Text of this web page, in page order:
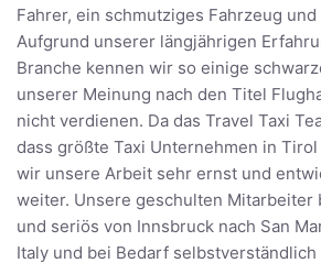
Fahrer, ein schmutziges Fahrzeug
Aufgrund unserer längjährigen
Branche kennen wir so einige
unserer Meinung nach den Titel
nicht verdienen. Da das Travel Taxi
dass größte Taxi Unternehmen in
wir unsere Arbeit sehr ernst und
weiter. Unsere geschulten Mitarbeiter
und seriös von Innsbruck nach San
Italy und bei Bedarf selbstverständlich